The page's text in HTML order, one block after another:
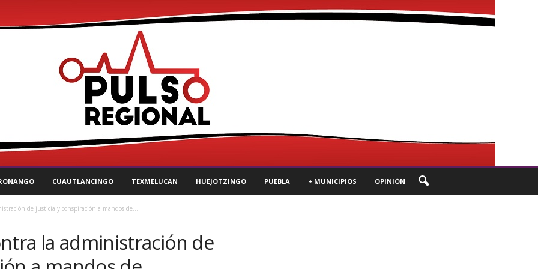
CUAUTLANCINGO TEXMELUCAN HUEJOTZINGO PUEBLA + MUNICIPIOS OPINIÓN
de justicia y conspiración a mandos de...
la administración de